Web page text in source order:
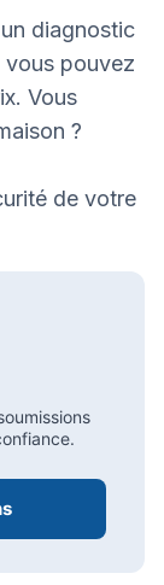
diagnostic
vous pouvez
Vous
?
de votre